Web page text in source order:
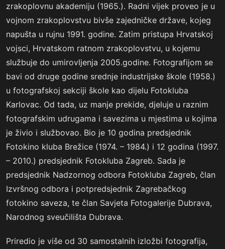
zrakoplovnu akademiju (1965.). Radni vijek proveo je u
vojnom zrakoplovstvu bivše zajedničke države, kojeg
napušta u rujnu 1991. godine. Zatim pristupa Hrvatskoj
vojsci, Hrvatskom ratnom zrakoplovstvu, u kojemu
službuje do umirovljenja 2005.godine. Fotografijom se
bavi od druge godine srednje industrijske škole (1958.)
u fotografskoj sekciji škole kao dijelu Fotokluba
Karlovac. Od tada, uz manje prekide, djeluje u raznim
fotografskim udrugama i savezima u mjestima u kojima
je živio i službovao. Bio je 10 godina predsjednik
Fotokino kluba Brežice (1974. – 1984.) i 12 godina (1997.
– 2010.) predsjednik Fotokluba Zagreb. Sada je
predsjednik Nadzornog odbora Fotokluba Zagreb, član
Izvršnog odbora i potpredsjednik Zagrebačkog
fotokino saveza, te član Savjeta Fotogalerije Dubrava,
Narodnog sveučilišta Dubrava.
Priredio je više od 30 samostalnih izložbi fotografija,